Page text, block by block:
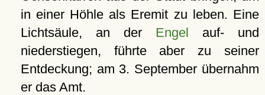
in einer Höhle als Eremit zu leben. Eine
Lichtsäule, an der Engel auf- und
niederstiegen, führte aber zu seiner
Entdeckung; am 3. September übernahm
er das Amt.